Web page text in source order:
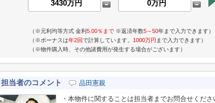
（※元利均等方式 金利5.00％まで ※返済年数5～50年まで入力できます）
（※ボーナスは年2回で計算しています。 1000万円 まで入力できます）
（※物件購入時、その他諸費用が発生する場合がございます）
担当者のコメント 品田憲親
・本物件に関することは担当者までお問合せくださ